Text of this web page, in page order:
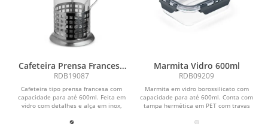
Cafeteira Prensa Francesa
600ml
RDB19087
Cafeteira tipo prensa francesa com
capacidade para até 600ml. Feita em
vidro com detalhes e alça em inox,
Marmita Vidro 600ml
RDB09209
Marmita em vidro borossilicato com
capacidade para até 600ml. Conta com
tampa hermética em PET com travas